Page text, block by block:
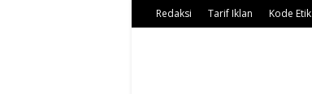
Redaksi Tarif Iklan Kode Etik